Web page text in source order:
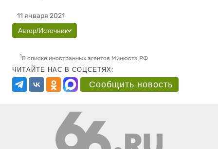
11 января 2021
Автор/Источник
1В списке иностранных агентов Минюста РФ
ЧИТАЙТЕ НАС В СОЦСЕТЯХ:
Сообщить новость